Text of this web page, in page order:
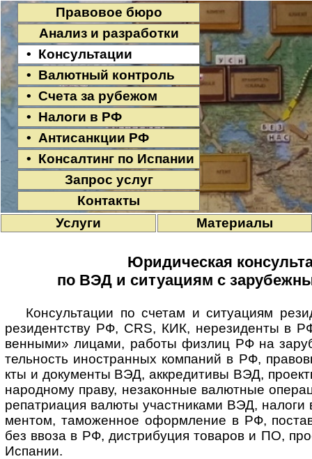
Правовое бюро
Анализ и разработки
• Консультации
• Валютный контроль
• Счета за рубежом
• Налоги в РФ
• Антисанкции РФ
• Консалтинг по Испании
Запрос услуг
Контакты
Услуги
Материалы
Юридическая
по ВЭД и ситуациям с
Консультации по счетам и ситу­а­циям
рези­дент­ству РФ, CRS, КИК, нере­зи­денты в
вен­ными» лицами, работы физ­лиц РФ на
тель­ность ино­ст­ран­ных ком­па­ний в РФ,
кты и доку­ме­нты ВЭД, аккре­ди­тивы ВЭД,
на­род­ному праву, неза­кон­ные валют­ные
репат­ри­а­ция валюты участ­ни­ками ВЭД,
мен­том, тамо­жен­ное оформ­ле­ние в РФ,
без ввоза в РФ, дист­ри­бу­ция това­ров и ПО,
Испании.